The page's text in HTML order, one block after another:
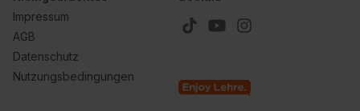
Impressum
AGB
Datenschutz
Nutzungsbedingungen